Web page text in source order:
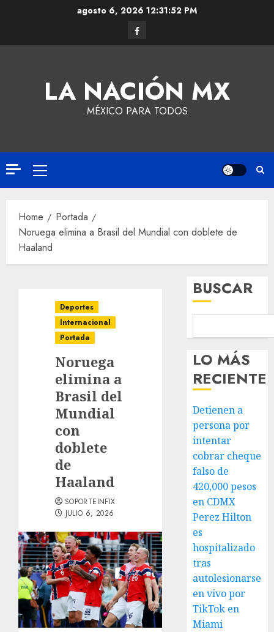
agosto 6, 2026 12:31:52 PM
LA NACIÓN MX
MÉXICO PARA TODOS
Home
Portada
Noruega elimina a Brasil del Mundial con doblete de
Haaland
Deportes
Internacional
Portada
Noruega
elimina a
Brasil del
Mundial
con
doblete
de
Haaland
SOPORTEINFIX
JULIO 6, 2026
BUSCAR
LO MÁS
RECIENTE
Detienen a
persona por
intentar
cobrar cheque
falso de
420,000 pesos
en CDMX
Perez Hilton
es
hospitalizado
tras
autolesionarse
en vivo por
TikTok en
Miami